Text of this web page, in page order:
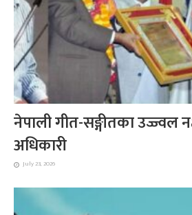
नेपाली गीत-सङ्गीतका उज्ज्वल
अधिकारी
July 23, 2026